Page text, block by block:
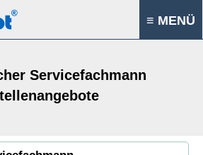
≡ MENÜ
Servicefachmann